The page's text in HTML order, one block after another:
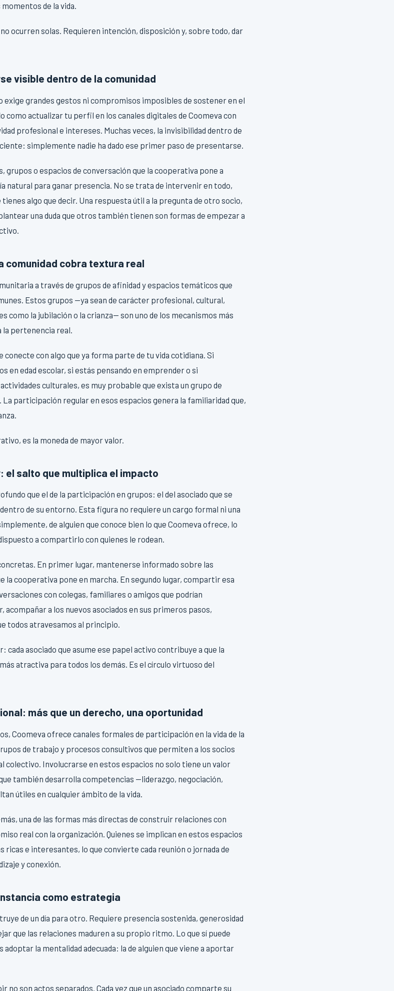
de la vida.
ocurren solas. Requieren intención, disposición y, sobre todo, dar
visible dentro de la comunidad
grandes gestos ni compromisos imposibles de sostener en el
como actualizar tu perfil en los canales digitales de Coomeva con
profesional e intereses. Muchas veces, la invisibilidad dentro de
simplemente nadie ha dado ese primer paso de presentarse.
o espacios de conversación que la cooperativa pone a
natural para ganar presencia. No se trata de intervenir en todo,
algo que decir. Una respuesta útil a la pregunta de otro socio,
una duda que otros también tienen son formas de empezar a
comunidad cobra textura real
a través de grupos de afinidad y espacios temáticos que
Estos grupos —ya sean de carácter profesional, cultural,
como la jubilación o la crianza— son uno de los mecanismos más
pertenencia real.
conecte con algo que ya forma parte de tu vida cotidiana. Si
en edad escolar, si estás pensando en emprender o si
culturales, es muy probable que exista un grupo de
participación regular en esos espacios genera la familiaridad que,
es la moneda de mayor valor.
el salto que multiplica el impacto
que el de la participación en grupos: el del asociado que se
de su entorno. Esta figura no requiere un cargo formal ni una
de alguien que conoce bien lo que Coomeva ofrece, lo
a compartirlo con quienes le rodean.
En primer lugar, mantenerse informado sobre las
la cooperativa pone en marcha. En segundo lugar, compartir esa
con colegas, familiares o amigos que podrían
acompañar a los nuevos asociados en sus primeros pasos,
todos atravesamos al principio.
asociado que asume ese papel activo contribuye a que la
atractiva para todos los demás. Es el círculo virtuoso del
más que un derecho, una oportunidad
Coomeva ofrece canales formales de participación en la vida de la
de trabajo y procesos consultivos que permiten a los socios
colectivo. Involucrarse en estos espacios no solo tiene un valor
también desarrolla competencias —liderazgo, negociación,
útiles en cualquier ámbito de la vida.
una de las formas más directas de construir relaciones con
real con la organización. Quienes se implican en estos espacios
ricas e interesantes, lo que convierte cada reunión o jornada de
y conexión.
como estrategia
de un día para otro. Requiere presencia sostenida, generosidad
que las relaciones maduren a su propio ritmo. Lo que sí puede
la mentalidad adecuada: la de alguien que viene a aportar
no son actos separados. Cada vez que un asociado comparte su